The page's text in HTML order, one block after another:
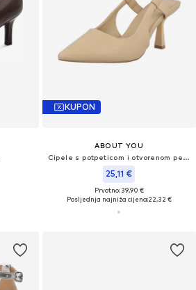
KUPON
ABOUT YOU
Cipele s potpeticom i otvorenom petom 'Ylvi'
25,11 €
Prvotno: 39,90 €
Posljednja najniža cijena:22,32 €